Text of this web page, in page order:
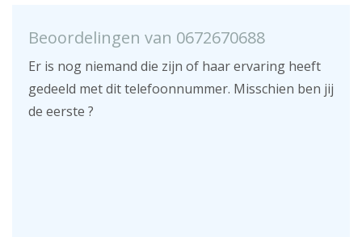
Beoordelingen van 0672670688
Er is nog niemand die zijn of haar ervaring heeft
gedeeld met dit telefoonnummer. Misschien ben jij
de eerste ?